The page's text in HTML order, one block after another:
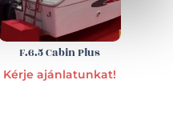
F.6.5 Cabin Plus
Kérje ajánlatunkat!